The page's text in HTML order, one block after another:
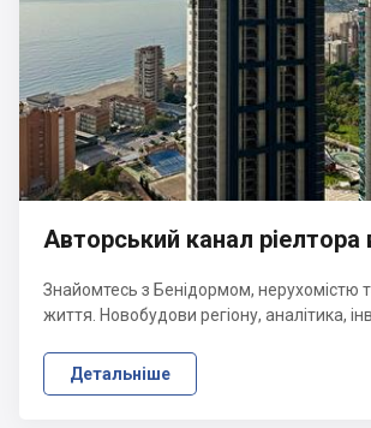
Авторський канал ріелтора в
Знайомтесь з Бенідормом, нерухомістю
життя. Новобудови регіону, аналітика,
Детальніше